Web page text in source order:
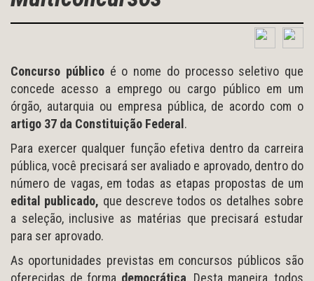
Concurso públicoé o nome do processo seletivo que
concede acesso a emprego ou cargo público em um
órgão, autarquia ou empresa pública, de acordo com o
artigo 37 da Constituição Federal.
Para exercer qualquer função efetiva dentro da carreira
pública, você precisará ser avaliado e aprovado, dentro do
número de vagas, em todas as etapas propostas de um
edital publicado, que descreve todos os detalhes sobre
a seleção, inclusive as matérias que precisará estudar
para ser aprovado.
As oportunidades previstas em concursos públicos são
oferecidas de forma democrática. Desta maneira, todos